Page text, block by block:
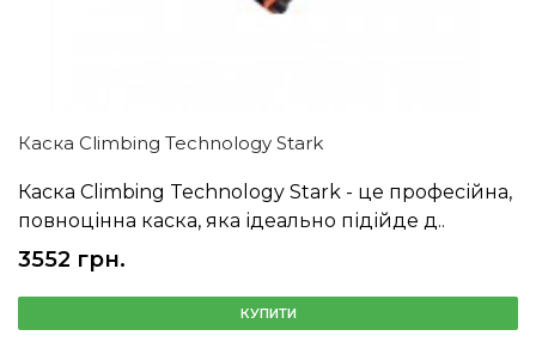
Каска Climbing Technology Stark
Каска Climbing Technology Stark - це професійна,
повноцінна каска, яка ідеально підійде д..
3552 грн.
КУПИТИ